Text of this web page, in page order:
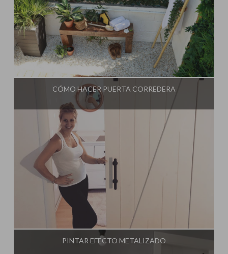
Influencer:Steffido
CÓMO HACER PUERTA CORREDERA
Influencer: Steffido
PINTAR EFECTO METALIZADO